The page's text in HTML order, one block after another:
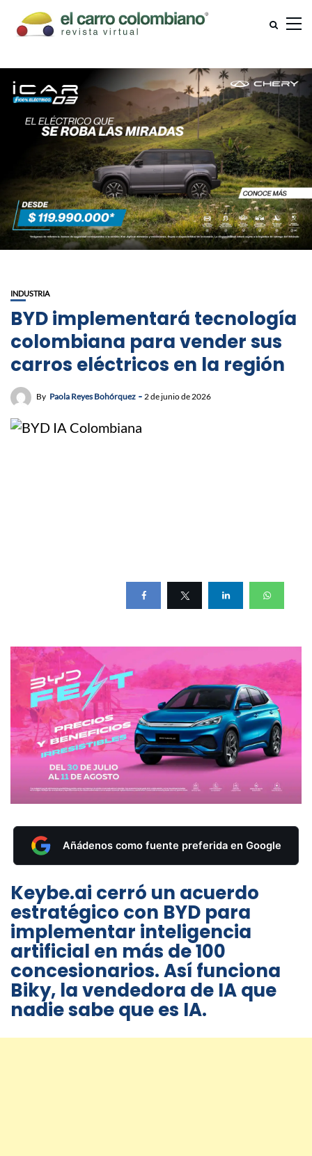
INDUSTRIA
BYD implementará tecnología
colombiana para vender sus
carros eléctricos en la región
By Paola Reyes Bohórquez 2 de junio de 2026
Añádenos como fuente preferida en Google
Keybe.ai cerró un acuerdo
estratégico con BYD para
implementar inteligencia
artificial en más de 100
concesionarios. Así funciona
Biky, la vendedora de IA que
nadie sabe que es IA.